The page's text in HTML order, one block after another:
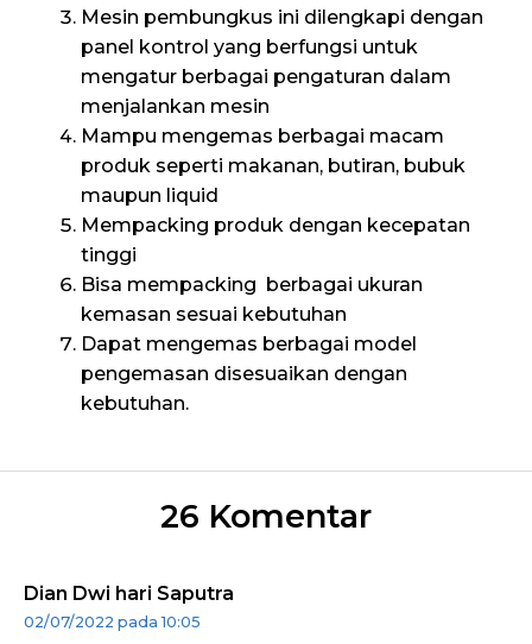
Mesin pembungkus ini dilengkapi dengan
panel kontrol yang berfungsi untuk
mengatur berbagai pengaturan dalam
menjalankan mesin
Mampu mengemas berbagai macam
produk seperti makanan, butiran, bubuk
maupun liquid
Mempacking produk dengan kecepatan
tinggi
Bisa mempacking berbagai ukuran
kemasan sesuai kebutuhan
Dapat mengemas berbagai model
pengemasan disesuaikan dengan
kebutuhan.
26 Komentar
Dian Dwi hari Saputra
02/07/2022 pada 10:05